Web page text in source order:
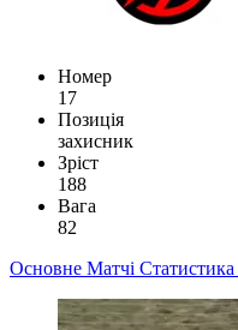
Номер
17
Позиція
захисник
Зріст
188
Вага
82
Основне Матчі Статистика